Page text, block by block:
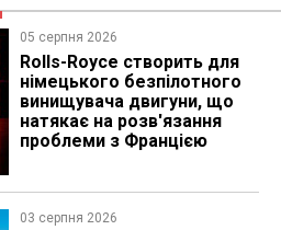
05 серпня 2026
Rolls-Royce створить для
німецького безпілотного
винищувача двигуни, що
натякає на розв'язання
проблеми з Францією
03 серпня 2026